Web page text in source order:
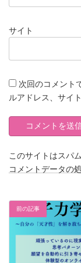
サイト
次回のコメント
ルアドレス、サイ
このサイトはスパ
コメントデータの
前の記事